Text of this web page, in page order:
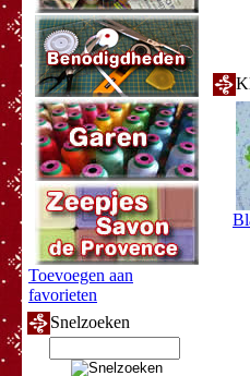
Toevoegen aan
favorieten
Snelzoeken